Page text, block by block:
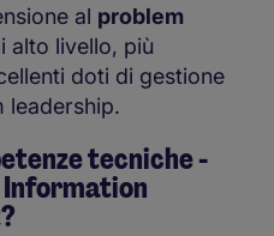
al problem
alto livello, più
doti di gestione
leadership.
tecniche -
Information